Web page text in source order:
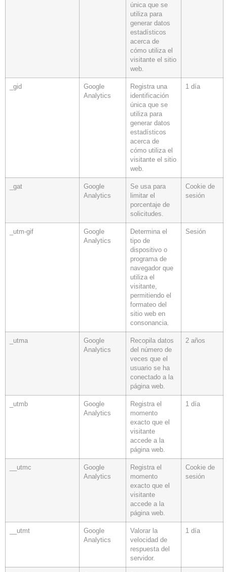
única que se
utiliza para
generar datos
estadísticos
acerca de
cómo utiliza el
visitante el sitio
web.
_gid
Google
Analytics
Registra una
identificación
única que se
utiliza para
generar datos
estadísticos
acerca de
cómo utiliza el
visitante el sitio
web.
1 día
_gat
Google
Analytics
Se usa para
limitar el
porcentaje de
solicitudes.
Cookie de
sesión
_utm-gif
Google
Analytics
Determina el
tipo de
dispositivo o
programa de
navegador que
utiliza el
visitante,
permitiendo el
formateo del
sitio web en
consonancia.
Sesión
_utma
Google
Analytics
Recopila datos
del número de
veces que el
usuario se ha
conectado a la
página web.
2 años
_utmb
Google
Analytics
Registra el
momento
exacto que el
visitante
accede a la
página web.
1 día
__utmc
Google
Analytics
Registra el
momento
exacto que el
visitante
accede a la
página web.
Cookie de
sesión
__utmt
Google
Analytics
Valorar la
velocidad de
respuesta del
servidor.
1 día